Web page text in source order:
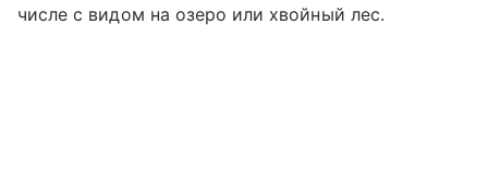
числе с видом на озеро или хвойный лес.